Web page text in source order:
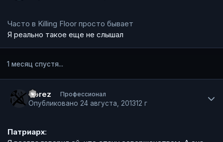
Часто в Killing Floor просто бывает
Я реально такое еще не слышал
1 месяц спустя...
Corez Профессионал
Опубликовано 24 августа, 201312 г
Патриарх: